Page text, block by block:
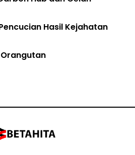
Hasil Kejahatan
Orangutan